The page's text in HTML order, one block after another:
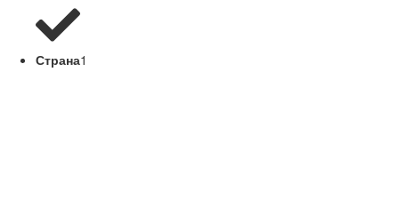
Страна1